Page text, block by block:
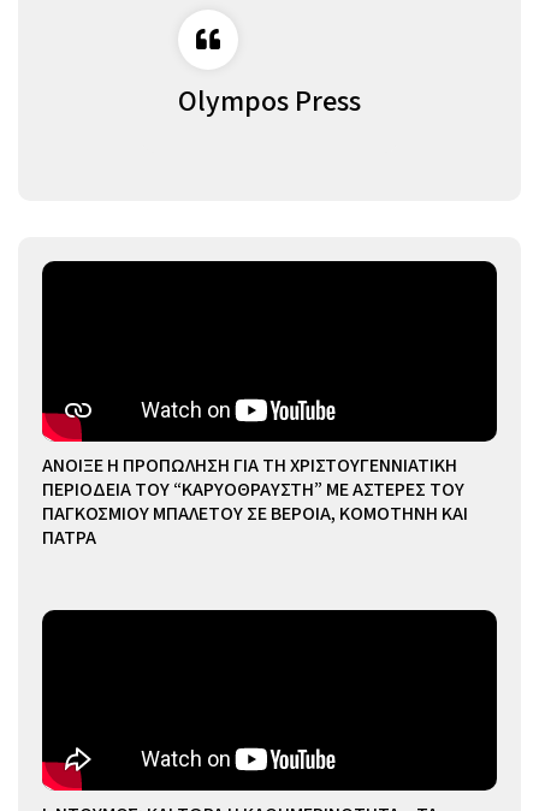
Olympos Press
ΑΝΟΙΞΕ Η ΠΡΟΠΩΛΗΣΗ ΓΙΑ ΤΗ ΧΡΙΣΤΟΥΓΕΝΝΙΑΤΙΚΗ
ΠΕΡΙΟΔΕΙΑ ΤΟΥ “ΚΑΡΥΟΘΡΑΥΣΤΗ” ΜΕ ΑΣΤΕΡΕΣ ΤΟΥ
ΠΑΓΚΟΣΜΙΟΥ ΜΠΑΛΕΤΟΥ ΣΕ ΒΕΡΟΙΑ, ΚΟΜΟΤΗΝΗ ΚΑΙ
ΠΑΤΡΑ